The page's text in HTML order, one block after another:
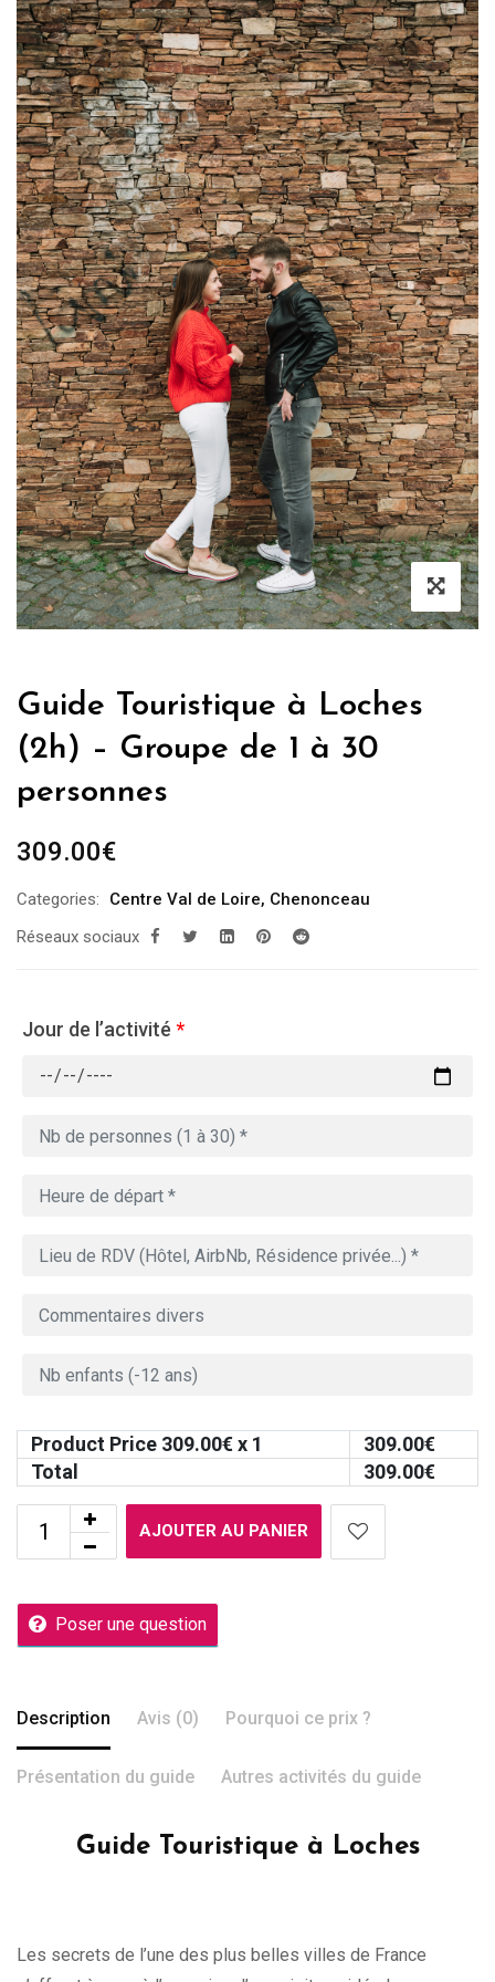
Guide Touristique à Loches
(2h) – Groupe de 1 à 30
personnes
309.00€
Categories: Centre Val de Loire, Chenonceau
Réseaux sociaux
Jour de l’activité *
Product Price 309.00€ x 1 309.00€
Total
309.00€
AJOUTER AU PANIER
Poser une question
Description Avis (0) Pourquoi ce prix ?
Présentation du guide Autres activités du guide
Guide Touristique à Loches
Les secrets de l’une des plus belles villes de France